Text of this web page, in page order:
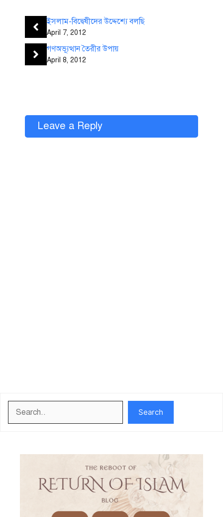
ইসলাম-বিদ্বেষীদের উদ্দেশ্যে বলছি
April 7, 2012
গণঅভ্যূত্থান তৈরীর উপায়
April 8, 2012
Leave a Reply
Search
Search